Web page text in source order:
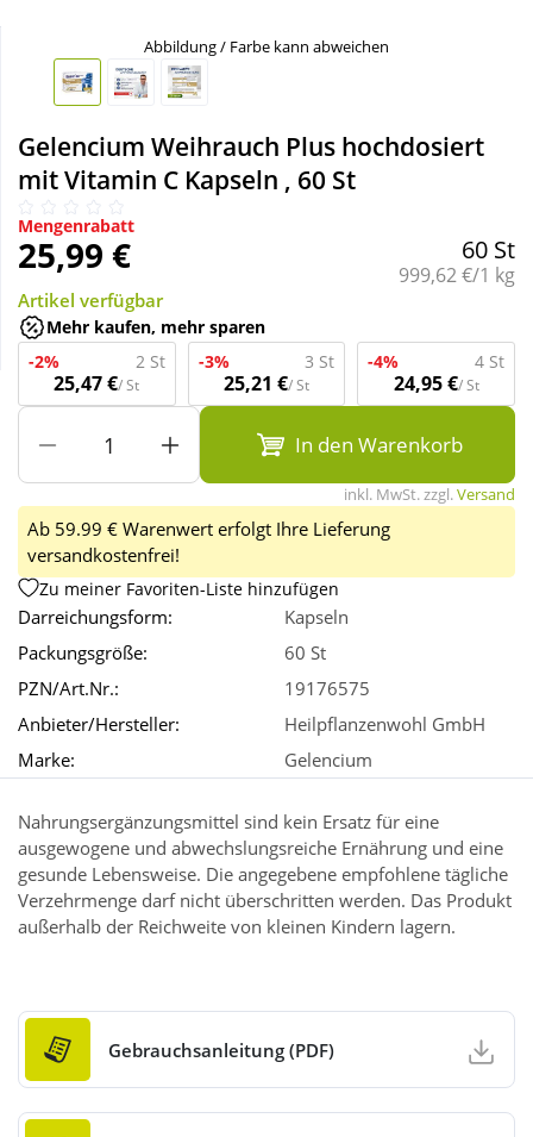
Natur & Homöopathie
Sanitätshaus
Sport & Fitness
Tierbedarf
Wellness
Abbildung / Farbe kann abweichen
Gelencium Weihrauch Plus hochdosiert
mit Vitamin C Kapseln , 60 St
Mengenrabatt
25,99 € 60 St
Grundpreis:
999,62 €/1 kg
Artikel verfügbar
Mehr kaufen, mehr sparen
-2%
2 St
25,47 €/ St
-3% 3 St
25,21 €/ St
-4% 4 St
24,95 €/ St
In den Warenkorb
inkl. MwSt. zzgl.Versand
Ab 59.99 € Warenwert erfolgt Ihre Lieferung
versandkostenfrei!
Zu meiner Favoriten-Liste hinzufügen
Darreichungsform:
Kapseln
Packungsgröße:
60 St
PZN/Art.Nr.:
19176575
Anbieter/Hersteller:
Heilpflanzenwohl GmbH
Marke:
Gelencium
Nahrungsergänzungsmittel sind kein Ersatz für eine
ausgewogene und abwechslungsreiche Ernährung und eine
gesunde Lebensweise. Die angegebene empfohlene tägliche
Verzehrmenge darf nicht überschritten werden. Das Produkt
außerhalb der Reichweite von kleinen Kindern lagern.
Gebrauchsanleitung (PDF)